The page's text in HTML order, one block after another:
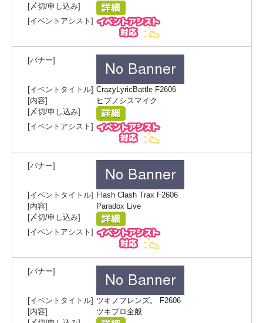
CrazyLyricBattle F2606
ヒプノシスマイク
Flash Clash Trax F2606
Paradox Live
ツキノフレンズ。 F2606
ツキプロ全般